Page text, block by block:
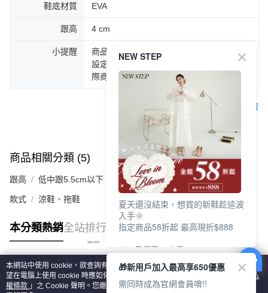
鞋底材質 EVA
跟高 4 cm
小提醒
商品圖片顏色會因拍攝燈光環境或個人螢幕
設定不同，而造成部份色差現象，顏色以實
際商品為主。
客服
商品相關分類 (5) 查看全部
跟高 低中跟5.5cm以下
款式 涼鞋、拖鞋
本分類熱銷全站排行
熱門標籤
本網站中使用 cookie，欲查詢有關本網站使用 cookie 方式之詳情，及若您不希
望在電腦上使用 cookie 時應如何變更電腦的 cookie 設定，請參閱本網站「
隱私
權條款 」之 Cookie 聲明。您繼續使用本網站即表示您同意本公司得按本網站使
NEW STEP
夏天還沒結束，想買的新鞋趁這波
入手🌞
指定商品58折起 最高現折$888
🎉 8月優惠一次看
①LINE購物最高10%回饋
②每周限定品現折200
③指定商品58折起 最高現折$888
🎁新用戶加入最高享650優惠
需同時成為官網會員唷!!